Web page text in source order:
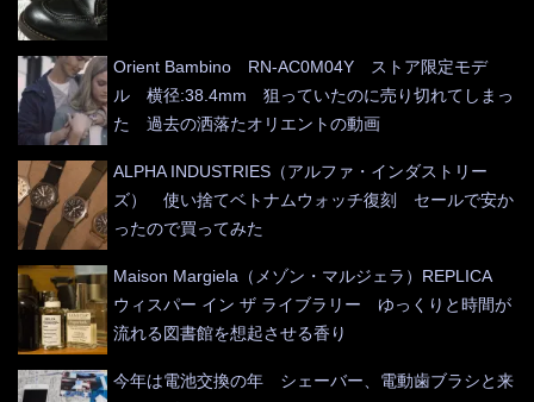
Orient Bambino RN-AC0M04Y ストア限定モデ
ル 横径:38.4mm 狙っていたのに売り切れてしまっ
た 過去の洒落たオリエントの動画
ALPHA INDUSTRIES（アルファ・インダストリー
ズ） 使い捨てベトナムウォッチ復刻 セールで安か
ったので買ってみた
Maison Margiela（メゾン・マルジェラ）REPLICA
ウィスパー イン ザ ライブラリー ゆっくりと時間が
流れる図書館を想起させる香り
今年は電池交換の年 シェーバー、電動歯ブラシと来